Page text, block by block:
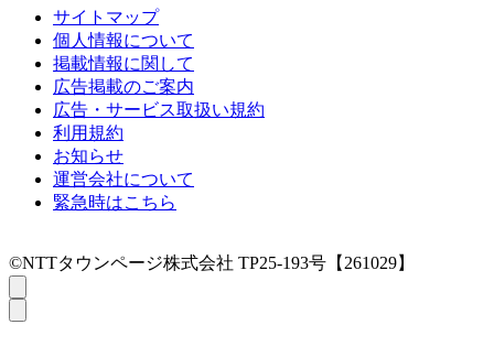
サイトマップ
個人情報について
掲載情報に関して
広告掲載のご案内
広告・サービス取扱い規約
利用規約
お知らせ
運営会社について
緊急時はこちら
©NTTタウンページ株式会社 TP25-193号【261029】